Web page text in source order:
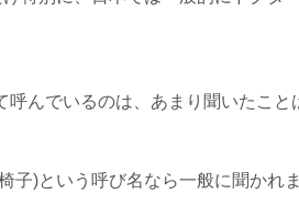
んでいるのは、あまり聞いたこと
子)という呼び名なら一般に聞かれま